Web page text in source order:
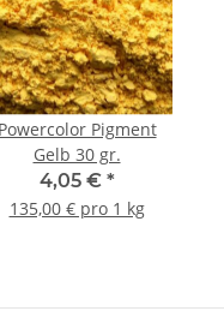
Pigment
Gelb 30 gr.
4,05 € *
135,00 € pro 1 kg